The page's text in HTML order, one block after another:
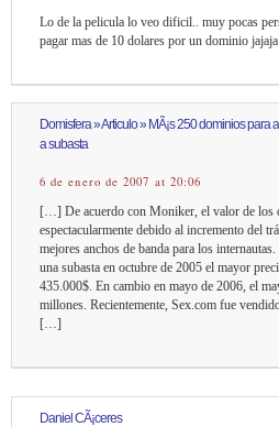
Lo de la pelicula lo veo dificil.. muy pocas
pagar mas de 10 dolares por un dominio jajaja
Domisfera » Articulo » MÃ¡s 250 dominios para
a subasta
6 de enero de 2007 at 20:06
[…] De acuerdo con Moniker, el valor de los
espectacularmente debido al incremento del
mejores anchos de banda para los
una subasta en octubre de 2005 el mayor
435.000$. En cambio en mayo de 2006, el
millones. Recientemente, Sex.com fue
[…]
Daniel CÃ¡ceres